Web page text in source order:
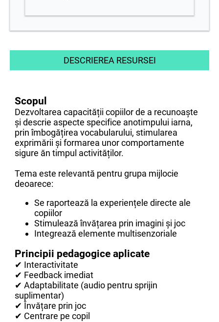
DESCRIEREA RESURSEI
Scopul
Dezvoltarea capacității copiilor de a recunoaște
și descrie aspecte specifice anotimpului iarna,
prin îmbogățirea vocabularului, stimularea
exprimării și formarea unor comportamente
sigure ăn timpul activităților.
Tema este relevantă pentru grupa mijlocie
deoarece:
Se raportează la experiențele directe ale
copiilor
Stimulează învățarea prin imagini și joc
Integrează elemente multisenzoriale
Principii pedagogice aplicate
✔ Interactivitate
✔ Feedback imediat
✔ Adaptabilitate (audio pentru sprijin
suplimentar)
✔ Învățare prin joc
✔ Centrare pe copil